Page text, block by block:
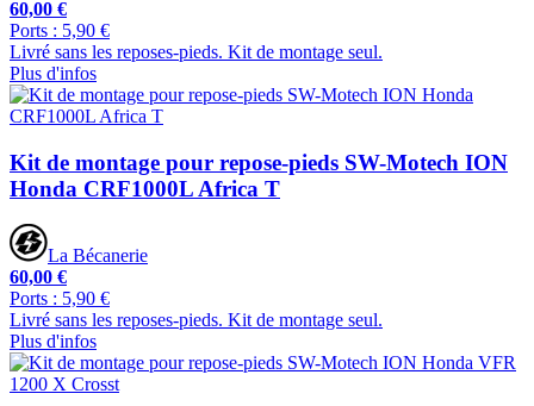
60,00 €
Ports : 5,90 €
Livré sans les reposes-pieds. Kit de montage seul.
Plus d'infos
Kit de montage pour repose-pieds SW-Motech ION
Honda CRF1000L Africa T
La Bécanerie
60,00 €
Ports : 5,90 €
Livré sans les reposes-pieds. Kit de montage seul.
Plus d'infos